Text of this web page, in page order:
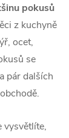
pokusů
z kuchyně
ocet,
se
pár dalších
vysvětlíte,